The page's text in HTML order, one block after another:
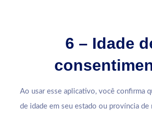
6 – Idade
Ao usar esse aplicativo, você confirma
de idade em seu estado ou província de